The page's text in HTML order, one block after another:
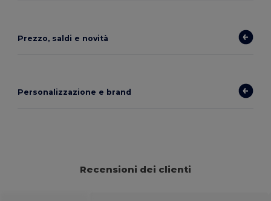
Prezzo, saldi e novità
Personalizzazione e brand
Recensioni dei clienti